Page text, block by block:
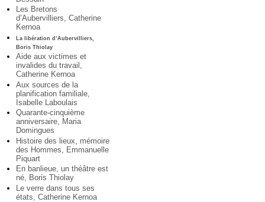
Les Bretons
d’Aubervilliers, Catherine
Kernoa
La libération d’Aubervilliers,
Boris Thiolay
Aide aux victimes et
invalides du travail,
Catherine Kernoa
Aux sources de la
planification familiale,
Isabelle Laboulais
Quarante-cinquième
anniversaire, Maria
Domingues
Histoire des lieux, mémoire
des Hommes, Emmanuelle
Piquart
En banlieue, un théâtre est
né, Boris Thiolay
Le verre dans tous ses
états, Catherine Kernoa